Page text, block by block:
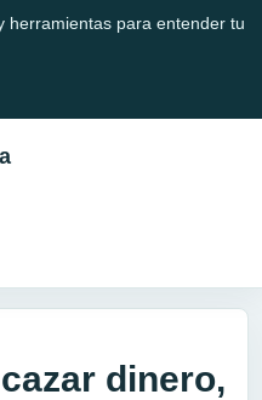
herramientas para entender tu
dinero,